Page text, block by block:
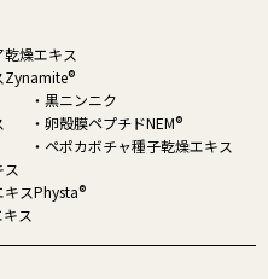
燥エキス
Zynamite®
黒ニンニク
卵殻膜ペプチドNEM®
ペポカボチャ種子乾燥エキス
キスPhysta®
ス